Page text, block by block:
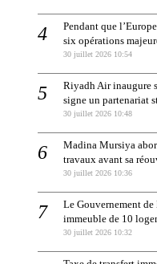
Pendant que
six opérations
30 juillet 2026 10:54
Riyadh Air inaugure
signe un partenariat
30 juillet 2026 10:48
Madina Mursiya
travaux avant sa
30 juillet 2026 10:36
Le Gouvernement
immeuble de 10
30 juillet 2026 10:32